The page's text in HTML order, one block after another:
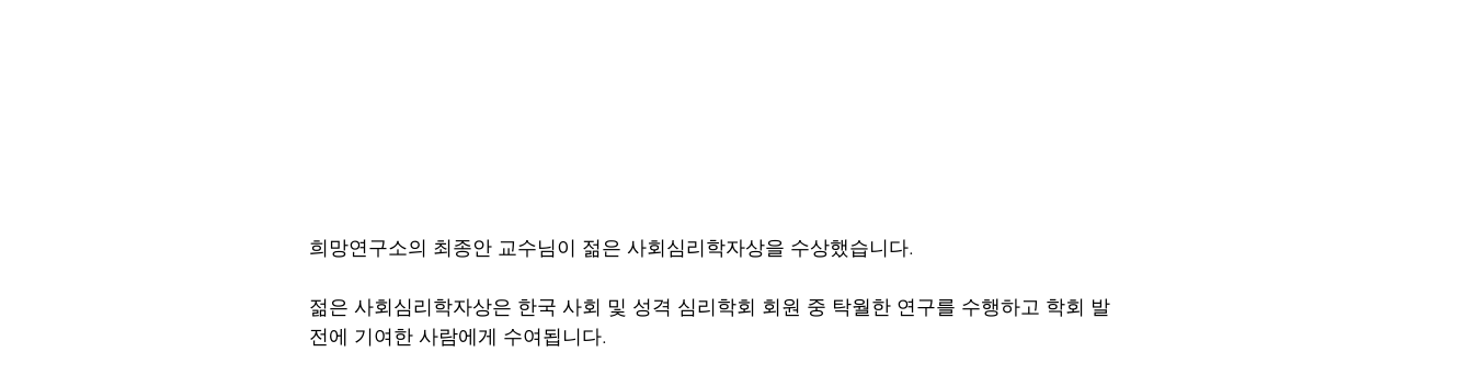
희망연구소의 최종안 교수님이 젊은 사회심리학자상을 수상했습니다.
젊은 사회심리학자상은 한국 사회 및 성격 심리학회 회원 중 탁월한 연구를 수행하고 학회 발
전에 기여한 사람에게 수여됩니다.